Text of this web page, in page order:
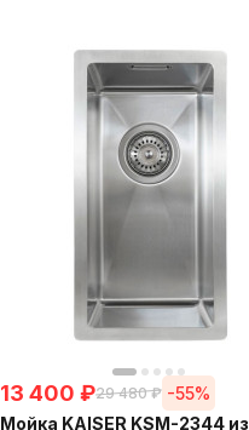
13 400 ₽29 480 ₽ -55%
Мойка KAISER KSM-2344 из